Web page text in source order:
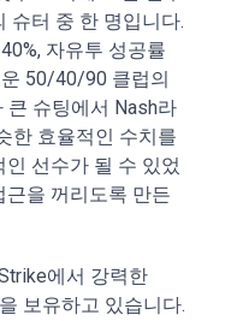
슈터 중 한 명입니다.
자유투 성공률
50/40/90 클럽의
큰 슈팅에서 Nash라
한 효율적인 수치를
선수가 될 수 있었
근을 꺼리도록 만든
에서 강력한
보유하고 있습니다.